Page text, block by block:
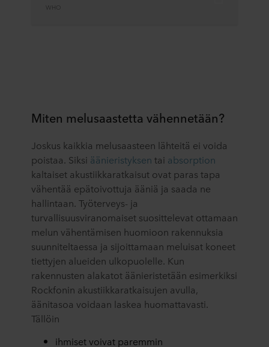
WHO
Miten melusaastetta vähennetään?
Joskus kaikkia melusaasteen lähteitä ei voida
poistaa. Siksi äänieristyksen tai absorption
kaltaiset akustiikkaratkaisut ovat paras tapa
vähentää epätoivottuja ääniä ja saada ne
hallintaan. Työterveys- ja
turvallisuusviranomaiset suosittelevat ottamaan
melun vähentämisen huomioon rakennuksia
suunniteltaessa ja sijoittamaan meluisat koneet
tiettyjen alueiden ulkopuolelle. Kun
rakennusten alakatot äänieristetään esimerkiksi
Rockfonin akustiikkaratkaisujen avulla,
äänitasoa voidaan laskea huomattavasti.
Tällöin
ihmiset voivat paremmin